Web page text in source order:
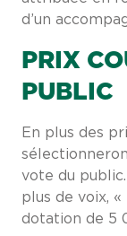
d’un
PRIX
PUBLIC
En plus des
vote du
plus de voix,
dotation de 5